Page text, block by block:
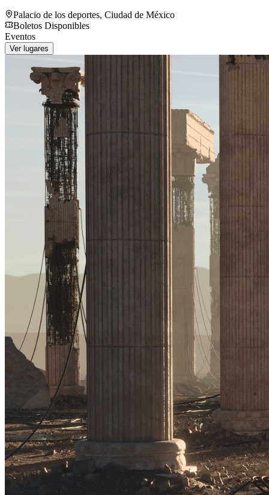
Palacio de los deportes, Ciudad de México
Boletos Disponibles
Eventos
Ver lugares